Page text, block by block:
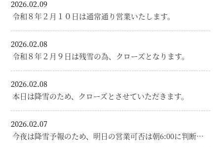
2026.02.09
令和８年２月１０日は通常通り営業いたします。
2026.02.08
令和８年２月９日は残雪の為、クローズとなります。
2026.02.08
本日は降雪のため、クローズとさせていただきます。
2026.02.07
今夜は降雪予報のため、明日の営業可否は朝6:00に判断…